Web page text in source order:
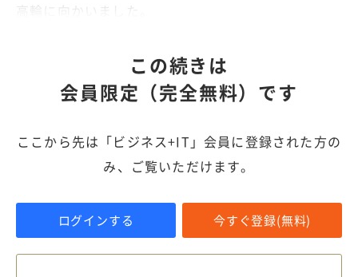
高輪に向かいました。
この続きは
会員限定（完全無料）です
ここから先は「ビジネス+IT」会員に登録された方の
み、ご覧いただけます。
ログインする 今すぐ登録(無料)